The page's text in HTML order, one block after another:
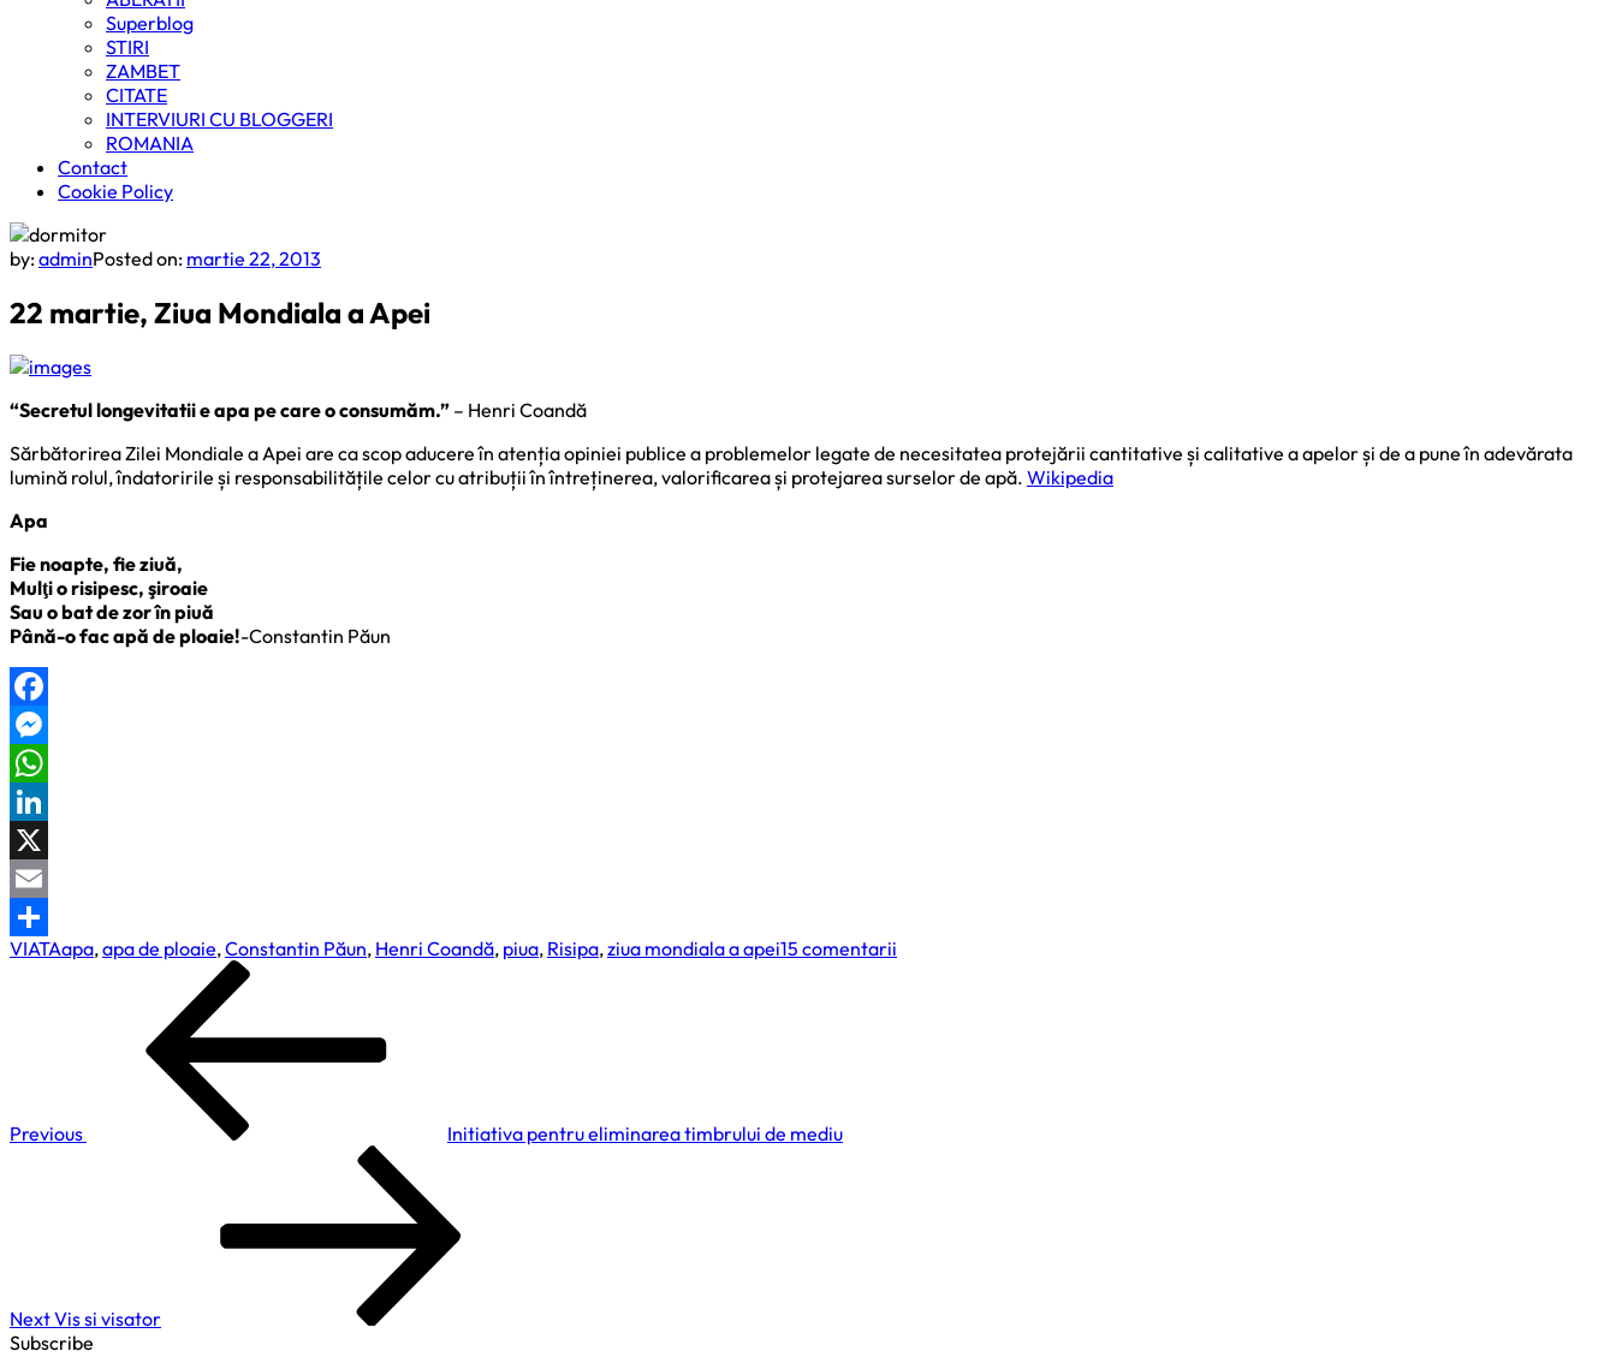
Superblog
STIRI
ZAMBET
CITATE
INTERVIURI CU BLOGGERI
ROMANIA
Contact
Cookie Policy
by:adminPosted on: martie 22, 2013
22 martie, Ziua Mondiala a Apei
“Secretul longevitatii e apa pe care o consumăm.” – Henri Coandă
Sărbătorirea Zilei Mondiale a Apei are ca scop aducere în atenția opiniei publice a problemelor legate de necesitatea protejării cantitative și calitative a apelor și de a pune în adevărata
lumină rolul, îndatoririle și responsabilitățile celor cu atribuții în întreținerea, valorificarea și protejarea surselor de apă. Wikipedia
Apa
Fie noapte, fie ziuă,
Mulţi o risipesc, şiroaie
Sau o bat de zor în piuă
Până-o fac apă de ploaie!-Constantin Păun
Facebook
Messenger
WhatsApp
LinkedIn
X
Email
Partajează
VIATAapa,apa de ploaie,Constantin Păun, Henri Coandă, piua, Risipa,ziua mondiala a apei15 comentarii
Previous
Initiativa pentru eliminarea timbrului de mediu
NextVis si visator
Subscribe